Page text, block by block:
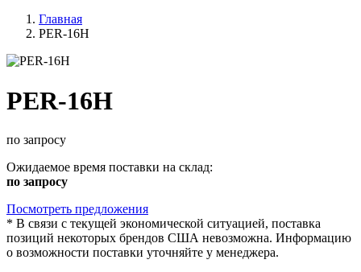
Главная
PER-16H
PER-16H
по запросу
Ожидаемое время поставки на склад:
по запросу
Посмотреть предложения
* В связи с текущей экономической ситуацией, поставка
позиций некоторых брендов США невозможна. Информацию
о возможности поставки уточняйте у менеджера.